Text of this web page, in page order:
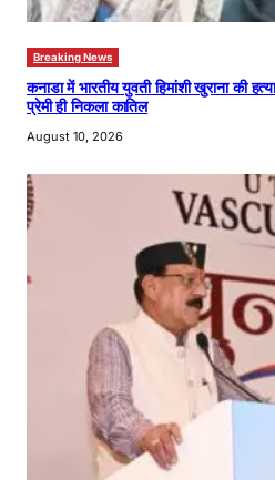
Breaking News
कनाडा में भारतीय युवती हिमांशी खुराना की
प्रेमी ही निकला कातिल
August 10, 2026